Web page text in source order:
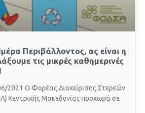
Περιβάλλοντος, ας είναι η
τις μικρές καθημερινές
2021 Ο Φορέας Διαχείρισης Στερεών
Κεντρικής Μακεδονίας προχωρά σε